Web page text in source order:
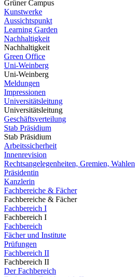
Grüner Campus
Kunstwerke
Aussichtspunkt
Learning Garden
Nachhaltigkeit
Nachhaltigkeit
Green Office
Uni-Weinberg
Uni-Weinberg
Meldungen
Impressionen
Universitätsleitung
Universitätsleitung
Geschäftsverteilung
Stab Präsidium
Stab Präsidium
Arbeitssicherheit
Innenrevision
Rechtsangelegenheiten, Gremien, Wahlen
Präsidentin
Kanzlerin
Fachbereiche & Fächer
Fachbereiche & Fächer
Fachbereich I
Fachbereich I
Fachbereich
Fächer und Institute
Prüfungen
Fachbereich II
Fachbereich II
Der Fachbereich